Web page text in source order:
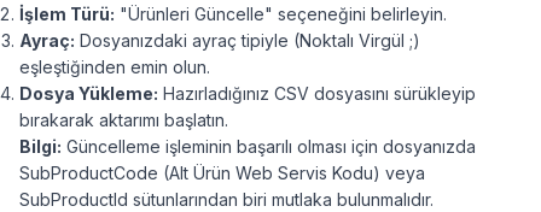
İşlem Türü: "Ürünleri Güncelle" seçeneğini belirleyin.
Ayraç: Dosyanızdaki ayraç tipiyle (Noktalı Virgül ;)
eşleştiğinden emin olun.
Dosya Yükleme: Hazırladığınız CSV dosyasını sürükleyip
bırakarak aktarımı başlatın.
Bilgi: Güncelleme işleminin başarılı olması için dosyanızda
SubProductCode (Alt Ürün Web Servis Kodu) veya
SubProductId sütunlarından biri mutlaka bulunmalıdır.